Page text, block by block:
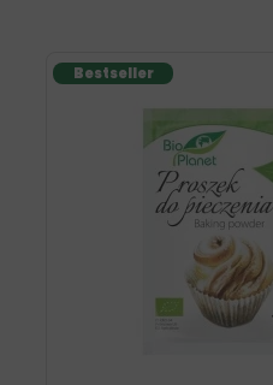
Bestseller